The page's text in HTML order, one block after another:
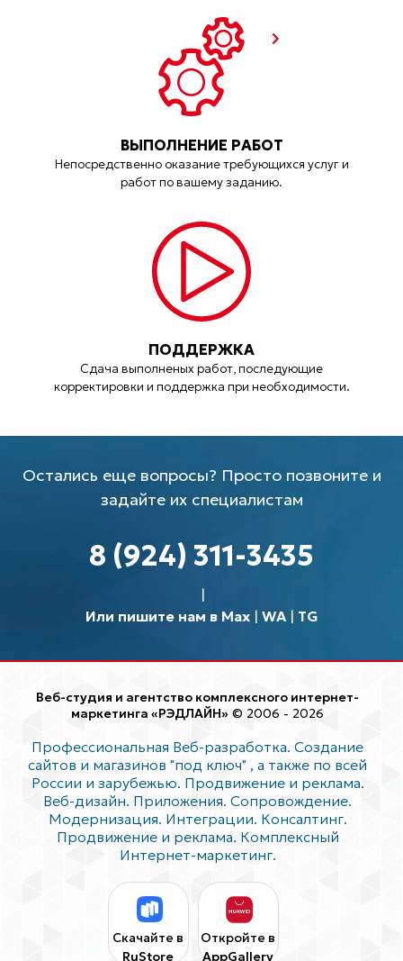
ВЫПОЛНЕНИЕ РАБОТ
Непосредственно оказание требующихся услуг и
работ по вашему заданию.
ПОДДЕРЖКА
Сдача выполненых работ, последующие
корректировки и поддержка при необходимости.
Остались еще вопросы? Просто позвоните и
задайте их специалистам
8 (924) 311-3435
Или пишите нам в Max| WA| TG
Веб-студия и агентство комплексного интернет-
маркетинга «РЭДЛАЙН» © 2006 - 2026
Профессиональная Веб-разработка. Создание
сайтов и магазинов "под ключ" , а также по всей
России и зарубежью. Продвижение и реклама.
Веб-дизайн. Приложения. Сопровождение.
Модернизация. Интеграции. Консалтинг.
Продвижение и реклама. Комплексный
Интернет-маркетинг.
Скачайте в
RuStore
Откройте в
AppGallery